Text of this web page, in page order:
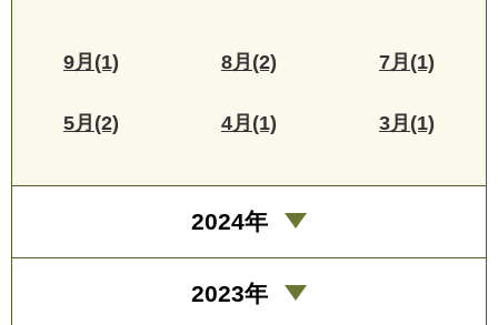
9月(1) 8月(2) 7月(1)
5月(2) 4月(1) 3月(1)
2024年
2023年